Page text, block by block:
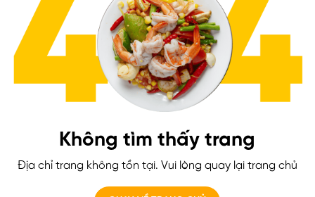
Không tìm thấy trang
Địa chỉ trang không tồn tại. Vui lòng quay lại trang chủ